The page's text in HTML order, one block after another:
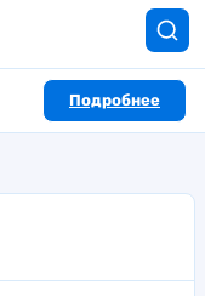
Подробнее